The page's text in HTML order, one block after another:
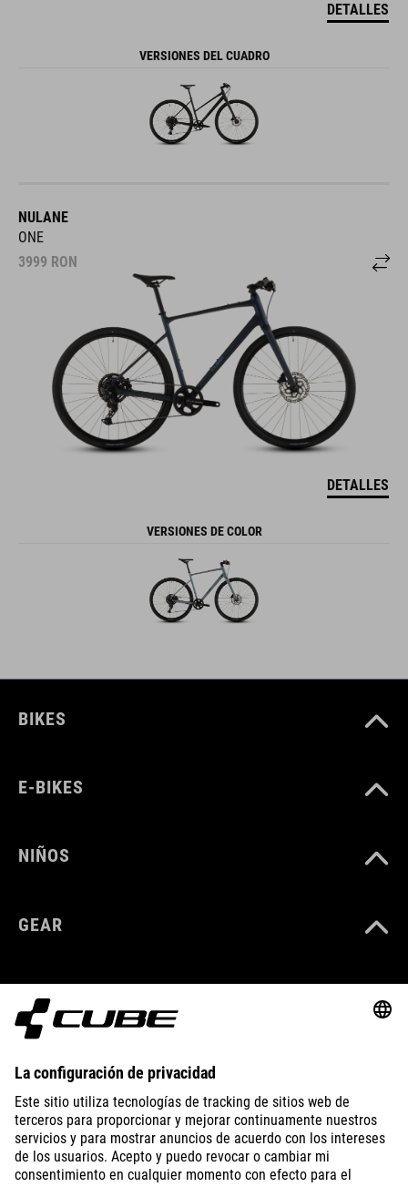
DETALLES
VERSIONES DEL CUADRO
NULANE
ONE
3999 RON
DETALLES
VERSIONES DE COLOR
BIKES
E-BIKES
NIÑOS
GEAR
EQUIPMENT
SUPPORT
ABOUT US